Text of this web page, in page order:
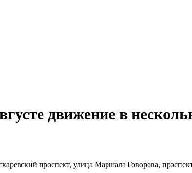
движение в
проспект, улица Маршала Говорова,